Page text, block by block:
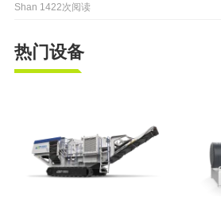
Shan 1422次阅读
热门设备